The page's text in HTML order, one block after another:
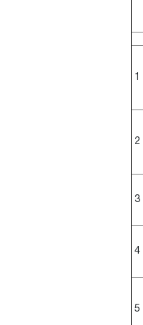
1
2
3
4
5